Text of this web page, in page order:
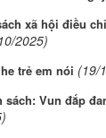
xã hội điều
2025)
trẻ em nói (19/
Vun đắp